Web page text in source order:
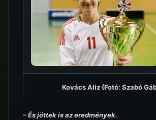
Kovács Aliz (Fotó: Szabó
– És jöttek is az eredmények.